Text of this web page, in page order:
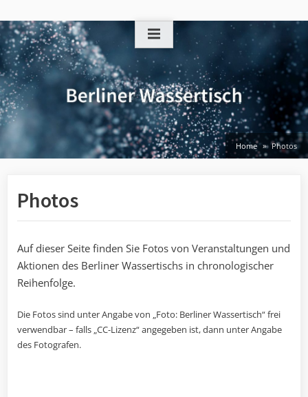
to
content
Home Photos
Photos
Auf dieser Seite finden Sie Fotos von Veranstaltungen und
Aktionen des Berliner Wassertischs in chronologischer
Reihenfolge.
Die Fotos sind unter Angabe von „Foto: Berliner Wassertisch“ frei
verwendbar – falls „CC-Lizenz“ angegeben ist, dann unter Angabe
des Fotografen.